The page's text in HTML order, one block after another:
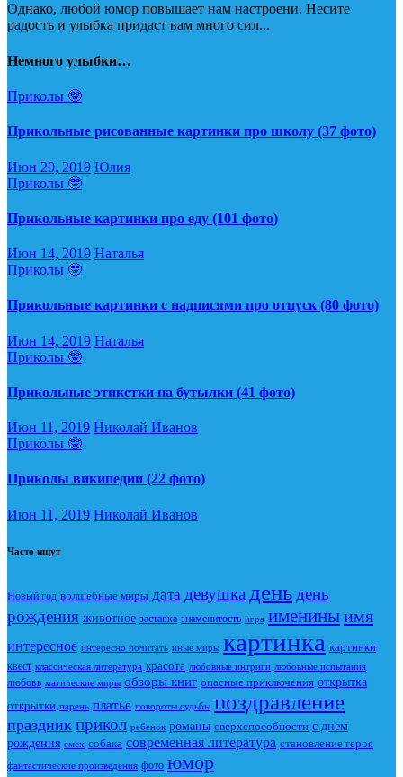
Однако, любой юмор повышает нам настроени. Несите
радость и улыбка придаст вам много сил...
Немного улыбки…
Приколы 🤓
Прикольные рисованные картинки про школу (37 фото)
Июн 20, 2019 Юлия
Приколы 🤓
Прикольные картинки про еду (101 фото)
Июн 14, 2019 Наталья
Приколы 🤓
Прикольные картинки с надписями про отпуск (80 фото)
Июн 14, 2019 Наталья
Приколы 🤓
Прикольные этикетки на бутылки (41 фото)
Июн 11, 2019 Николай Иванов
Приколы 🤓
Приколы википедии (22 фото)
Июн 11, 2019 Николай Иванов
Часто ищут
Новый год волшебные миры дата девушка день день
рождения животное заставка знаменитость игра имениныимя
интересное интересно почитать иные миры картинка картинки
квест классическая литература красота любовные интриги любовные испытания
любовь магические миры обзоры книг опасные приключения открытка
открытки парень платье повороты судьбы поздравление
праздник прикол ребенок романы сверхспособности с днем
рождения смех собака современная литература становление героя
фантастические произведения фото юмор